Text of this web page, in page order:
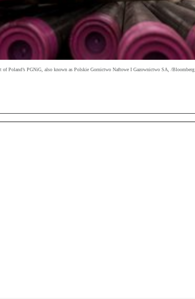
Poland’s PGNiG, also known as Polskie Gornictwo Naftowe I Gazownictwo SA, /Bloomberg